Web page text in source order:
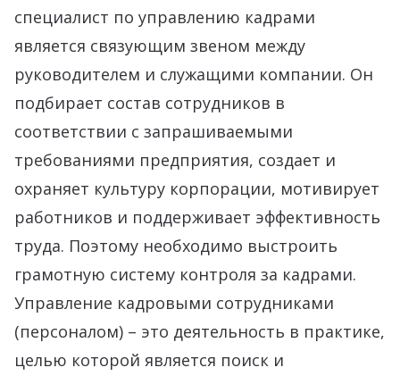
специалист по управлению кадрами
является связующим звеном между
руководителем и служащими компании. Он
подбирает состав сотрудников в
соответствии с запрашиваемыми
требованиями предприятия, создает и
охраняет культуру корпорации, мотивирует
работников и поддерживает эффективность
труда. Поэтому необходимо выстроить
грамотную систему контроля за кадрами.
Управление кадровыми сотрудниками
(персоналом) – это деятельность в практике,
целью которой является поиск и